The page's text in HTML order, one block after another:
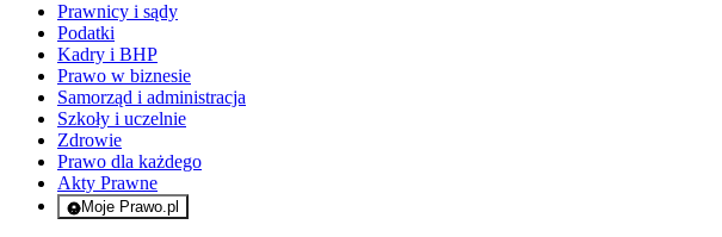
Prawnicy i sądy
Podatki
Kadry i BHP
Prawo w biznesie
Samorząd i administracja
Szkoły i uczelnie
Zdrowie
Prawo dla każdego
Akty Prawne
Moje Prawo.pl
- rejestracja i logowanie do serwisu